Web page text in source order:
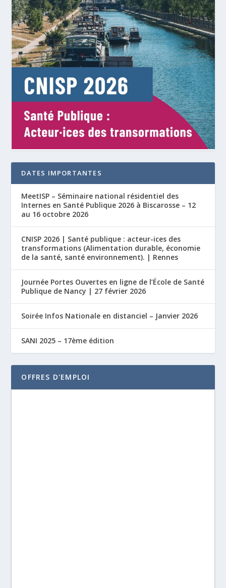
DATES IMPORTANTES
MeetISP – Séminaire national résidentiel des
Internes en Santé Publique 2026 à Biscarosse – 12
au 16 octobre 2026
CNISP 2026 | Santé publique : acteur-ices des
transformations (Alimentation durable, économie
de la santé, santé environnement). | Rennes
Journée Portes Ouvertes en ligne de l’École de Santé
Publique de Nancy | 27 février 2026
Soirée Infos Nationale en distanciel – Janvier 2026
SANI 2025 – 17ème édition
OFFRES D'EMPLOI